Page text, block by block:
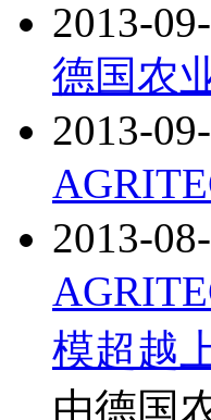
2013-
德国农
2013-
2013-
模超越
由德国